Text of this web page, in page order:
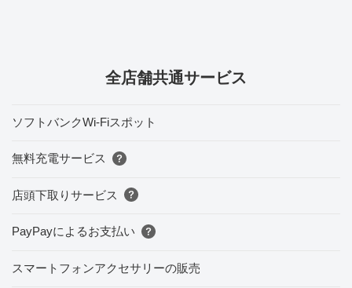
全店舗共通サービス
ソフトバンクWi-Fiスポット
無料充電サービス
店頭下取りサービス
PayPayによるお支払い
スマートフォンアクセサリーの販売